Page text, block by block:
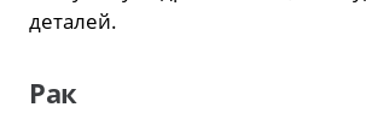
деталей.
Рак